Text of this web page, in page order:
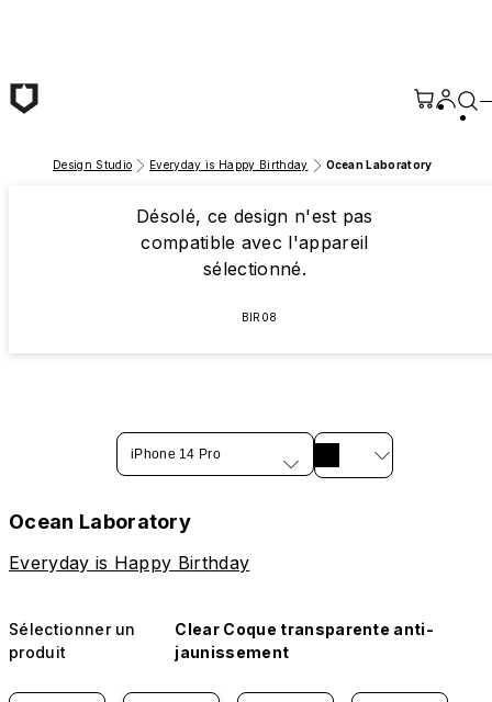
Design Studio Everyday is Happy Birthday Ocean Laboratory
Désolé, ce design n'est pas
compatible avec l'appareil
sélectionné.
BIR08
iPhone 14 Pro
Ocean Laboratory
Everyday is Happy Birthday
Sélectionner un
produit
Clear Coque transparente anti-
jaunissement